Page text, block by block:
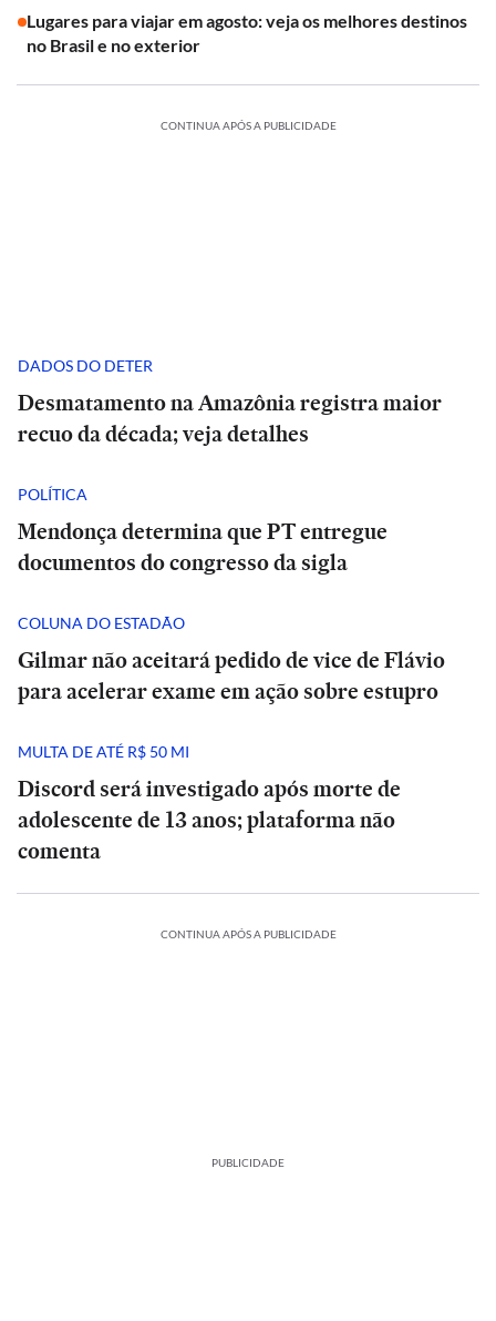
Lugares para viajar em agosto: veja os melhores destinos
no Brasil e no exterior
CONTINUA APÓS A PUBLICIDADE
DADOS DO DETER
Desmatamento na Amazônia registra maior
recuo da década; veja detalhes
POLÍTICA
Mendonça determina que PT entregue
documentos do congresso da sigla
COLUNA DO ESTADÃO
Gilmar não aceitará pedido de vice de Flávio
para acelerar exame em ação sobre estupro
MULTA DE ATÉ R$ 50 MI
Discord será investigado após morte de
adolescente de 13 anos; plataforma não
comenta
CONTINUA APÓS A PUBLICIDADE
PUBLICIDADE